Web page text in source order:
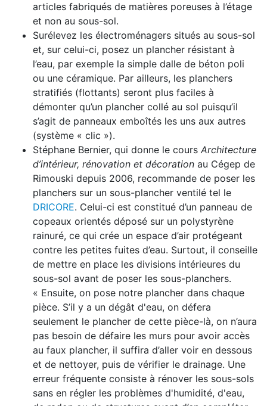
articles fabriqués de matières poreuses à l’étage
et non au sous-sol.
Surélevez les électroménagers situés au sous-sol
et, sur celui-ci, posez un plancher résistant à
l’eau, par exemple la simple dalle de béton poli
ou une céramique. Par ailleurs, les planchers
stratifiés (flottants) seront plus faciles à
démonter qu’un plancher collé au sol puisqu’il
s’agit de panneaux emboîtés les uns aux autres
(système « clic »).
Stéphane Bernier, qui donne le cours Architecture
d’intérieur, rénovation et décoration au Cégep de
Rimouski depuis 2006, recommande de poser les
planchers sur un sous-plancher ventilé tel le
DRICORE. Celui-ci est constitué d’un panneau de
copeaux orientés déposé sur un polystyrène
rainuré, ce qui crée un espace d’air protégeant
contre les petites fuites d’eau. Surtout, il conseille
de mettre en place les divisions intérieures du
sous-sol avant de poser les sous-planchers.
« Ensuite, on pose notre plancher dans chaque
pièce. S’il y a un dégât d'eau, on défera
seulement le plancher de cette pièce-là, on n’aura
pas besoin de défaire les murs pour avoir accès
au faux plancher, il suffira d’aller voir en dessous
et de nettoyer, puis de vérifier le drainage. Une
erreur fréquente consiste à rénover les sous-sols
sans en régler les problèmes d'humidité, d'eau,